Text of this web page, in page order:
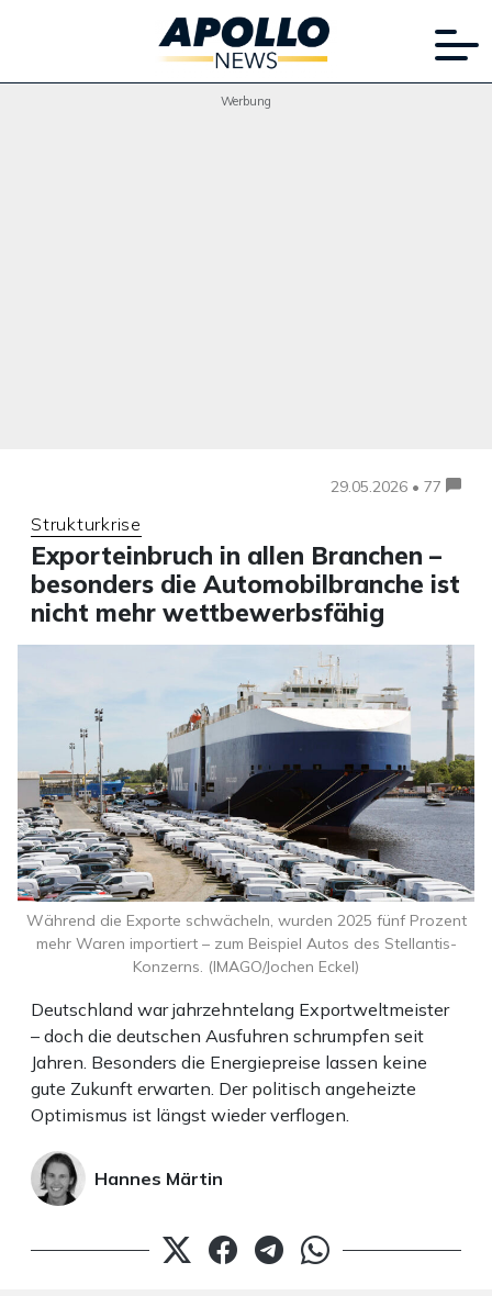
Werbung
29.05.2026 • 77
Strukturkrise
Exporteinbruch in allen Branchen –
besonders die Automobilbranche ist
nicht mehr wettbewerbsfähig
Deutschland war jahrzehntelang Exportweltmeister
– doch die deutschen Ausfuhren schrumpfen seit
Jahren. Besonders die Energiepreise lassen keine
gute Zukunft erwarten. Der politisch angeheizte
Optimismus ist längst wieder verflogen.
Hannes Märtin
Während die Exporte schwächeln, wurden 2025 fünf Prozent
mehr Waren importiert – zum Beispiel Autos des Stellantis-
Konzerns. (IMAGO/Jochen Eckel)